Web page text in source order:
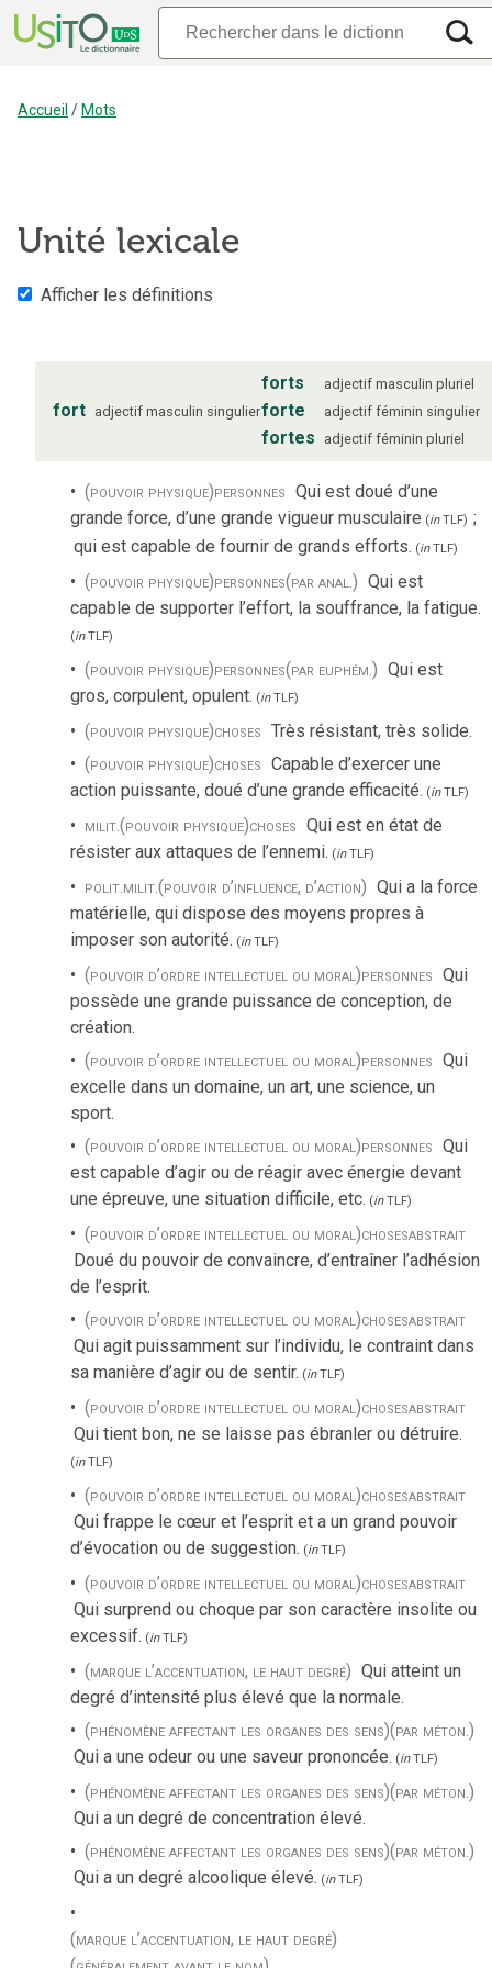
Accueil / Mots
Unité lexicale
Afficher les définitions
fort adjectif masculin singulier
forts adjectif masculin pluriel
forte adjectif féminin singulier
fortes adjectif féminin pluriel
(pouvoir physique)personnes Qui est doué d’une
grande force, d’une grande vigueur musculaire (inTLF) ;
qui est capable de fournir de grands efforts. (inTLF)
(pouvoir physique)personnes(par anal.) Qui est
capable de supporter l’effort, la souffrance, la fatigue.
(inTLF)
(pouvoir physique)personnes(par euphém.) Qui est
gros, corpulent, opulent. (inTLF)
(pouvoir physique)choses Très résistant, très solide.
(pouvoir physique)choses Capable d’exercer une
action puissante, doué d’une grande efficacité. (inTLF)
milit.(pouvoir physique)choses Qui est en état de
résister aux attaques de l’ennemi. (inTLF)
polit.milit.(pouvoir d’influence, d’action) Qui a la force
matérielle, qui dispose des moyens propres à
imposer son autorité. (inTLF)
(pouvoir d’ordre intellectuel ou moral)personnes Qui
possède une grande puissance de conception, de
création.
(pouvoir d’ordre intellectuel ou moral)personnes Qui
excelle dans un domaine, un art, une science, un
sport.
(pouvoir d’ordre intellectuel ou moral)personnes Qui
est capable d’agir ou de réagir avec énergie devant
une épreuve, une situation difficile, etc. (inTLF)
(pouvoir d’ordre intellectuel ou moral)chosesabstrait
Doué du pouvoir de convaincre, d’entraîner l’adhésion
de l’esprit.
(pouvoir d’ordre intellectuel ou moral)chosesabstrait
Qui agit puissamment sur l’individu, le contraint dans
sa manière d’agir ou de sentir. (inTLF)
(pouvoir d’ordre intellectuel ou moral)chosesabstrait
Qui tient bon, ne se laisse pas ébranler ou détruire.
(inTLF)
(pouvoir d’ordre intellectuel ou moral)chosesabstrait
Qui frappe le cœur et l’esprit et a un grand pouvoir
d’évocation ou de suggestion. (inTLF)
(pouvoir d’ordre intellectuel ou moral)chosesabstrait
Qui surprend ou choque par son caractère insolite ou
excessif. (inTLF)
(marque l’accentuation, le haut degré) Qui atteint un
degré d’intensité plus élevé que la normale.
(phénomène affectant les organes des sens)(par méton.)
Qui a une odeur ou une saveur prononcée. (inTLF)
(phénomène affectant les organes des sens)(par méton.)
Qui a un degré de concentration élevé.
(phénomène affectant les organes des sens)(par méton.)
Qui a un degré alcoolique élevé. (inTLF)
(marque l’accentuation, le haut degré)